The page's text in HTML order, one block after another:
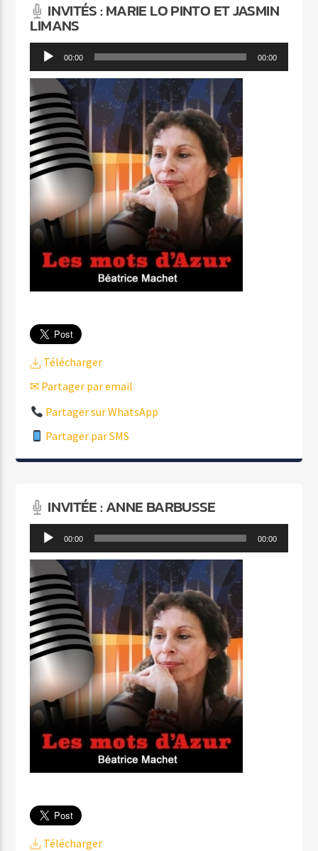
INVITÉS : MARIE LO PINTO ET JASMIN
LIMANS
Lecteur 00:00 00:00
Télécharger
✉ Partager par email
Partager sur WhatsApp
Partager par SMS
INVITÉE : ANNE BARBUSSE
Lecteur 00:00 00:00
Télécharger